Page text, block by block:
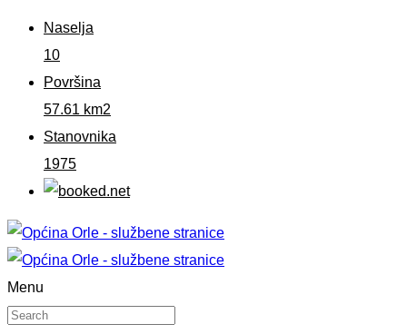
Naselja
10
Površina
57.61 km2
Stanovnika
1975
Menu